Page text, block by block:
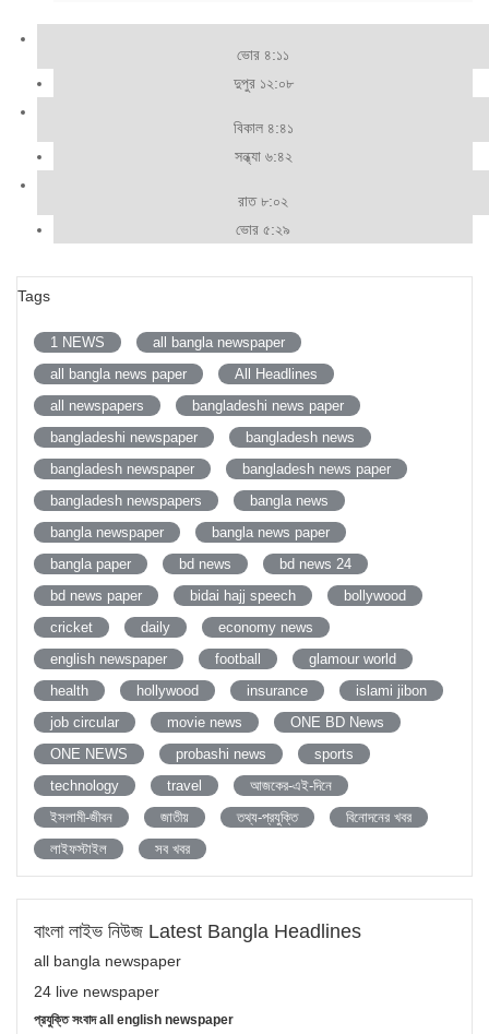
ভোর ৪:১১
দুপুর ১২:০৮
বিকাল ৪:৪১
সন্ধ্যা ৬:৪২
রাত ৮:০২
ভোর ৫:২৯
Tags
1 NEWS
all bangla newspaper
all bangla news paper
All Headlines
all newspapers
bangladeshi news paper
bangladeshi newspaper
bangladesh news
bangladesh newspaper
bangladesh news paper
bangladesh newspapers
bangla news
bangla newspaper
bangla news paper
bangla paper
bd news
bd news 24
bd news paper
bidai hajj speech
bollywood
cricket
daily
economy news
english newspaper
football
glamour world
health
hollywood insurance
islami jibon
job circular
movie news
ONE BD News
ONE NEWS
probashi news
sports
technology
travel
আজকের-এই-দিনে
ইসলামী-জীবন
জাতীয় তথ্য-প্রযুক্তি
বিনোদনের খবর
লাইফস্টাইল
সব খবর
বাংলা লাইভ নিউজ Latest Bangla Headlines
all bangla newspaper
24 live newspaper
প্রযুক্তি সংবাদ all english newspaper